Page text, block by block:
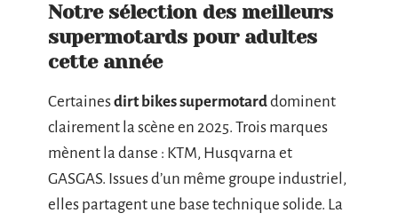
Notre sélection des meilleurs
supermotards pour adultes
cette année
Certainesdirt bikes supermotarddominent
clairement la scène en 2025. Trois marques
mènent la danse : KTM, Husqvarna et
GASGAS. Issues d’un même groupe industriel,
elles partagent une base technique solide. La